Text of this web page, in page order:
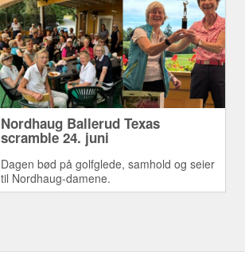
Nordhaug Ballerud Texas
scramble 24. juni
Dagen bød på golfglede, samhold og seier
til Nordhaug-damene.